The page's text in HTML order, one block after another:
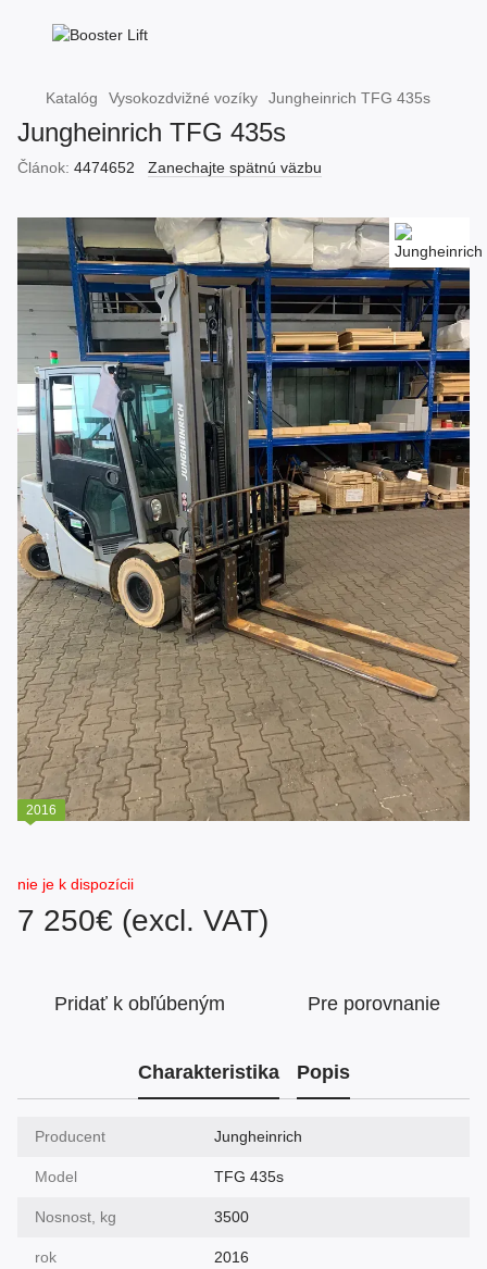
Katalóg Vysokozdvižné vozíky Jungheinrich TFG 435s
Jungheinrich TFG 435s
Článok: 4474652 Zanechajte spätnú väzbu
2016
nie je k dispozícii
7 250€ (excl. VAT)
Pridať k obľúbeným Pre porovnanie
Charakteristika Popis
Producent Jungheinrich
Model TFG 435s
Nosnost, kg 3500
rok 2016